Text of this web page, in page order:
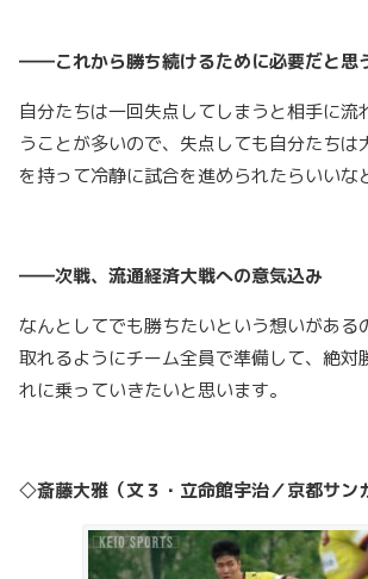
――これから勝ち続けるために必要だと思
自分たちは一回失点してしまうと相手に流
うことが多いので、失点しても自分たちは
を持って冷静に試合を進められたらいいな
――次戦、流通経済大戦への意気込み
なんとしてでも勝ちたいという想いがある
取れるようにチーム全員で準備して、絶対
れに乗っていきたいと思います。
◇斎藤大雅（文３・立命館宇治／京都サン